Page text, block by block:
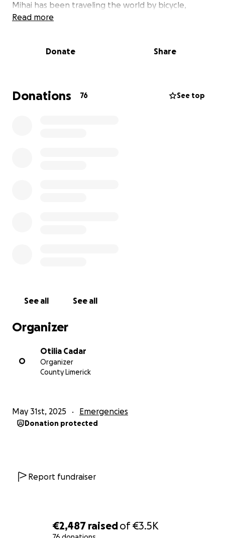
€2,487 raisedof€3.5K
Mihai has been traveling the world by bicycle,
exploring cultures, meeting people, and living simply
India, where he is now caught in a legal situation far
Today, he is due to appear in court, and his chance
of returning safely to Romania depends on having
others who might be able to.
From the bottom of our hearts, thank you for your
Let’s bring Mihai back home.
Dragi prieteni, cunoscuți și oameni cu suflet mare,
unei situații dificile și nefericite legate de viza sa.
o profundă iubire pentru libertate, natură și
conexiune. Din păcate, călătoria lui a luat o turnură
Read more
Donate Share
Donations 76 See top
See all See all
Organizer
O
Otilia Cadar
Organizer
County Limerick
May 31st, 2025 Emergencies
Donation protected
Report fundraiser